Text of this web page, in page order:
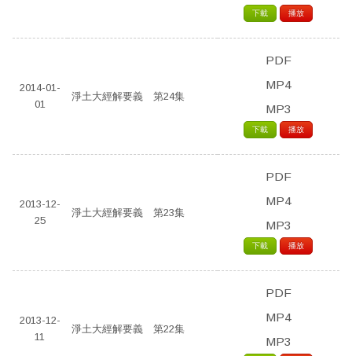
下載 播放
2014-01-
01
淨土大經解要義 第24集
PDF
MP4
MP3
下載 播放
2013-12-
25
淨土大經解要義 第23集
PDF
MP4
MP3
下載 播放
2013-12-
11
淨土大經解要義 第22集
PDF
MP4
MP3